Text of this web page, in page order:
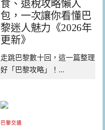
食、退稅攻略懶人
包，一次讓你看懂巴
黎迷人魅力《2026年
更新》
走跳巴黎數十回，這一篇整理
好「巴黎攻略」！...
巴黎交通